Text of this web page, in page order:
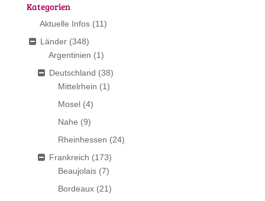
Kategorien
Aktuelle Infos (11)
Länder (348)
Argentinien (1)
Deutschland (38)
Mittelrhein (1)
Mosel (4)
Nahe (9)
Rheinhessen (24)
Frankreich (173)
Beaujolais (7)
Bordeaux (21)